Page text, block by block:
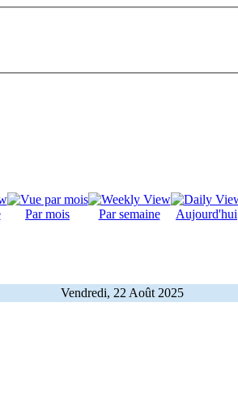
Par mois Par semaine Aujourd'hui
Vendredi, 22 Août 2025